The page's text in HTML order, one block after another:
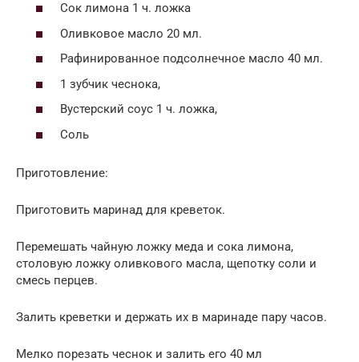
Сок лимона 1 ч. ложка
Оливковое масло 20 мл.
Рафинированное подсолнечное масло 40 мл.
1 зубчик чеснока,
Вустерский соус 1 ч. ложка,
Соль
Приготовление:
Приготовить маринад для креветок.
Перемешать чайную ложку меда и сока лимона,
столовую ложку оливкового масла, щепотку соли и
смесь перцев.
Залить креветки и держать их в маринаде пару часов.
Мелко порезать чеснок и залить его 40 мл